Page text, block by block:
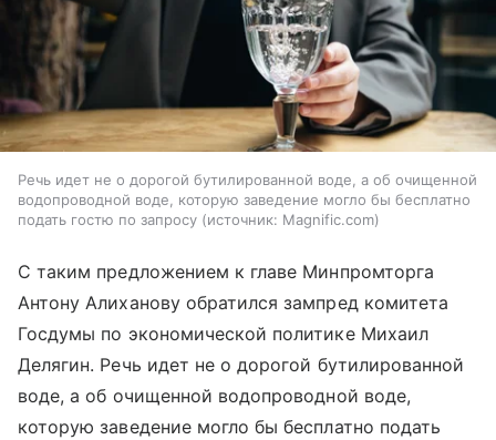
Речь идет не о дорогой бутилированной воде, а об очищенной
водопроводной воде, которую заведение могло бы бесплатно
подать гостю по запросу
источник: Magnific.com
С таким предложением к главе Минпромторга
Антону Алиханову обратился зампред комитета
Госдумы по экономической политике Михаил
Делягин. Речь идет не о дорогой бутилированной
воде, а об очищенной водопроводной воде,
которую заведение могло бы бесплатно подать